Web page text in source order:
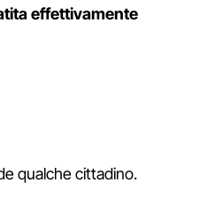
effettivamente
qualche cittadino.